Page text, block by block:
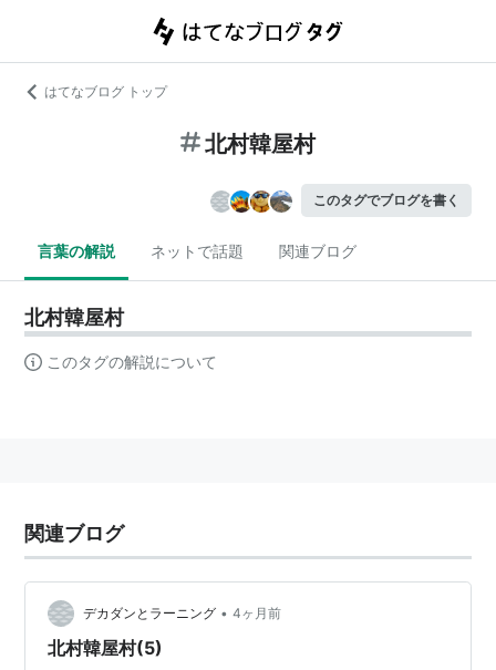
はてなブログ トップ
北村韓屋村
このタグでブログを書く
言葉の解説 ネットで話題 関連ブログ
北村韓屋村
このタグの解説について
関連ブログ
デカダンとラーニング • 4ヶ月前
北村韓屋村(5)